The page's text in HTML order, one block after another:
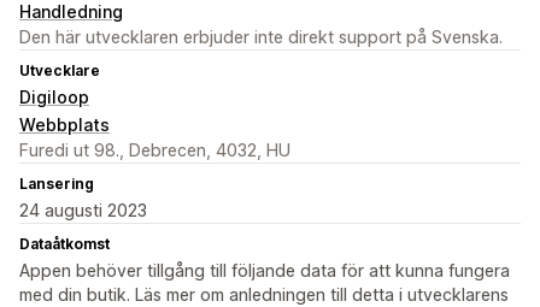
Handledning
Den här utvecklaren erbjuder inte direkt support på Svenska.
Utvecklare
Digiloop
Webbplats
Furedi ut 98., Debrecen, 4032, HU
Lansering
24 augusti 2023
Dataåtkomst
Appen behöver tillgång till följande data för att kunna fungera
med din butik. Läs mer om anledningen till detta i utvecklarens